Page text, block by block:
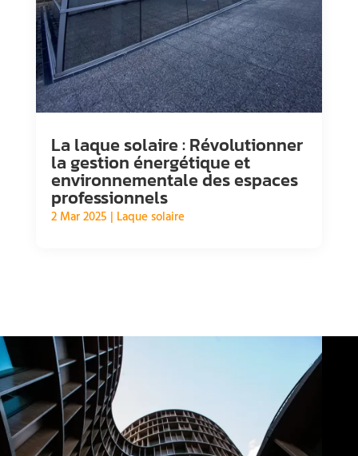
La laque solaire : Révolutionner
la gestion énergétique et
environnementale des espaces
professionnels
2 Mar 2025 | Laque solaire